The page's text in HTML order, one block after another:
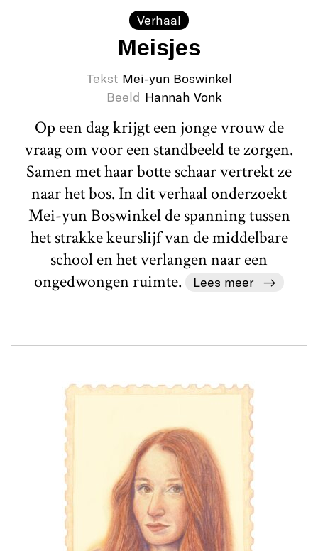
Verhaal
Meisjes
Tekst Mei-yun Boswinkel
Beeld Hannah Vonk
Op een dag krijgt een jonge vrouw de
vraag om voor een standbeeld te zorgen.
Samen met haar botte schaar vertrekt ze
naar het bos. In dit verhaal onderzoekt
Mei-yun Boswinkel de spanning tussen
het strakke keurslijf van de middelbare
school en het verlangen naar een
ongedwongen ruimte.
Lees meer